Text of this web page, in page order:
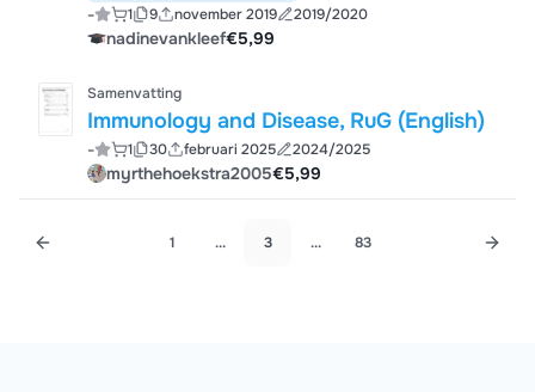
- 1 9 november 2019 2019/2020
nadinevankleef€5,99
Samenvatting
Immunology and Disease, RuG (English)
- 1 30 februari 2025 2024/2025
myrthehoekstra2005€5,99
1 ... 3 ... 83